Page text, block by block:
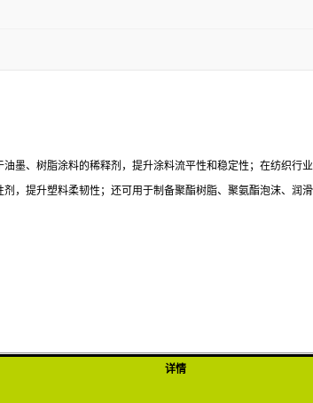
墨、树脂涂料的稀释剂，提升涂料流平性和稳定性；在纺织行
，提升塑料柔韧性；还可用于制备聚酯树脂、聚氨酯泡沫、润
详情